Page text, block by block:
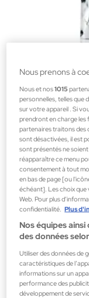
Rilevi
BLUE SERUM
Sérums
35,99 €
Nous prenons à
Nous et nos1015
personnelles, telles que
sur votre appareil . Si
prendront en charge les
partenaires traitons des
sont désactivées, il est
sont présentés ne
réapparaître ce menu
consentement à tout
en bas de page [ou
échéant]. Les choix
Web. Pour plus
confidentialité. Plus
Nos équipes
des données
Utiliser des données de
caractéristiques de
informations sur un
performance des
développement de